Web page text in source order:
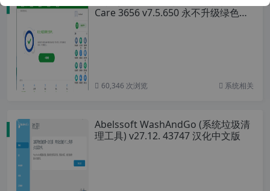
Care 3656 v7.5.650 永不升级绿色安
60,346 次浏览 系统相关
Abelssoft WashAndGo (系统垃圾清
理工具) v27.12. 43747 汉化中文版